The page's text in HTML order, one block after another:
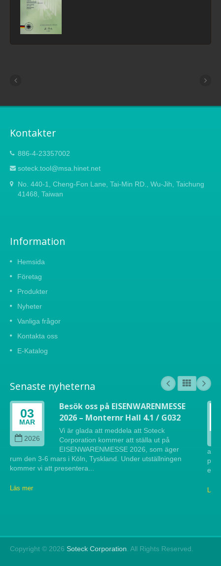
Kontakter
886-4-23357002
soteck.tool@msa.hinet.net
No. 440-1, Cheng-Fon Lane, Tai-Min RD., Wu-Jih, Taichung
41468, Taiwan
Information
Hemsida
Företag
Produkter
Nyheter
Vanliga frågor
Kontakta oss
E-Katalog
Senaste nyheterna
03
MAR
2026
Besök oss på EISENWARENMESSE
2026 – Monternr Hall 4.1 / G032
Vi är glada att meddela att Soteck
Corporation kommer att ställa ut på
EISENWARENMESSE 2026, som äger
rum den 3-6 mars i Köln, Tyskland. Under utställningen
kommer vi att presentera...
Läs mer
att
Läs
Copyright © 2026 Soteck Corporation. All Rights Reserved.